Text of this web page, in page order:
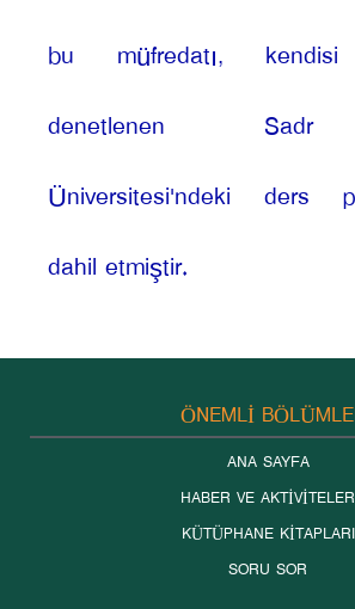
bu müfredatı, kendisi
denetlenen
Üniversitesi'ndeki ders
dahil etmiştir.
ÖNEMLİ
ANA SAYFA
HABER VE AKTİVİTELER
KÜTÜPHANE KİTAPLARI
SORU SOR